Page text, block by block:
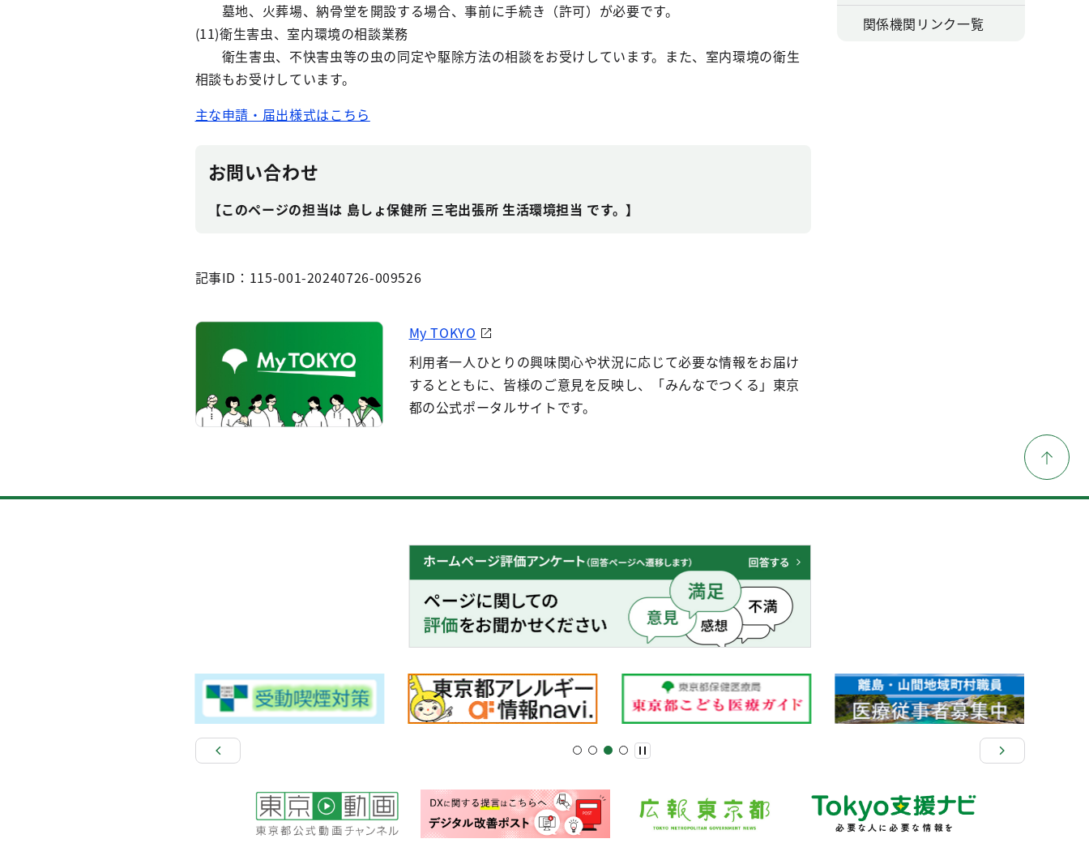
墓地、火葬場、納骨堂を開設する場合、事前に手続き（許可）が必要です。
(11)衛生害虫、室内環境の相談業務
衛生害虫、不快害虫等の虫の同定や駆除方法の相談をお受けしています。また、室内環境の衛生
相談もお受けしています。
主な申請・届出様式はこちら
お問い合わせ
【このページの担当は 島しょ保健所 三宅出張所 生活環境担当 です。】
記事ID：115-001-20240726-009526
My TOKYO
利用者一人ひとりの興味関心や状況に応じて必要な情報をお届け
するとともに、皆様のご意見を反映し、「みんなでつくる」東京
都の公式ポータルサイトです。
関係機関リンク一覧